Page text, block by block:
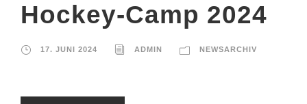
Hockey-Camp 2024
17. JUNI 2024 ADMIN NEWSARCHIV